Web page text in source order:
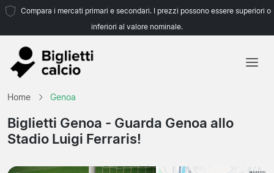
Compara i mercati primari e secondari. I prezzi possono essere superiori o
inferiori al valore nominale.
Squadre
Campionati
Home Genoa
Biglietti Genoa - Guarda Genoa allo
Stadio Luigi Ferraris!